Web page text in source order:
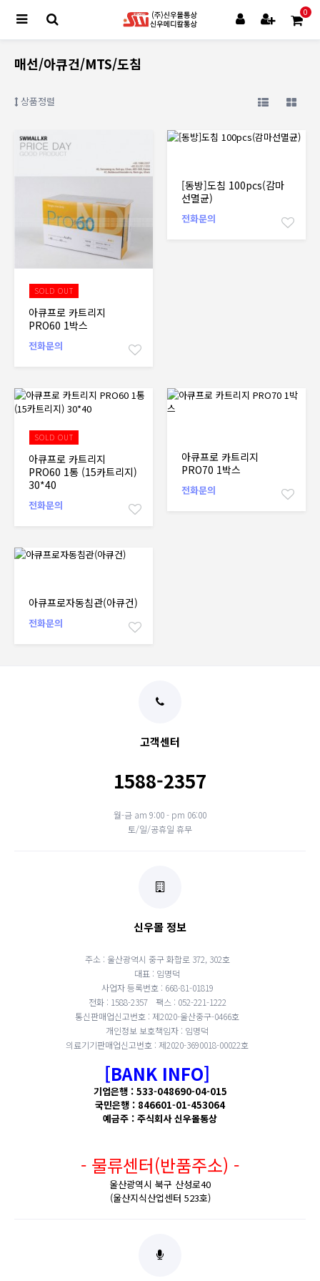
0
매선/아큐건/MTS/도침
상품정렬
SOLD OUT
아큐프로 카트리지
PRO60 1박스
전화문의
[동방]도침 100pcs(감마
선멸균)
전화문의
SOLD OUT
아큐프로 카트리지
PRO60 1통 (15카트리지)
30*40
전화문의
아큐프로 카트리지
PRO70 1박스
전화문의
아큐프로자동침관(아큐건)
전화문의
고객센터
1588-2357
월-금 am 9:00 - pm 06:00
토/일/공휴일 휴무
신우몰 정보
주소 : 울산광역시 중구 화합로 372, 302호
대표 : 임명덕
사업자 등록번호 : 668-81-01819
전화 : 1588-2357
팩스 : 052-221-1222
통신판매업신고번호 : 제2020-울산중구-0466호
개인정보 보호책임자 : 임명덕
의료기기판매업신고번호 : 제2020-3690018-00022호
[BANK INFO]
기업은행 : 533-048690-04-015
국민은행 : 846601-01-453064
예금주 : 주식회사 신우몰통상
- 물류센터(반품주소) -
울산광역시 북구 산성로40
(울산지식산업센터 523호)